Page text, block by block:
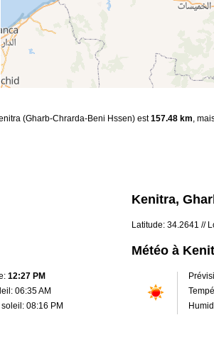
(Gharb-Chrarda-Beni Hssen) est157.48 km,
12:27 PM
06:35 AM
08:16 PM
Kenitra,
Latitude: 34.2641 //
Météo à